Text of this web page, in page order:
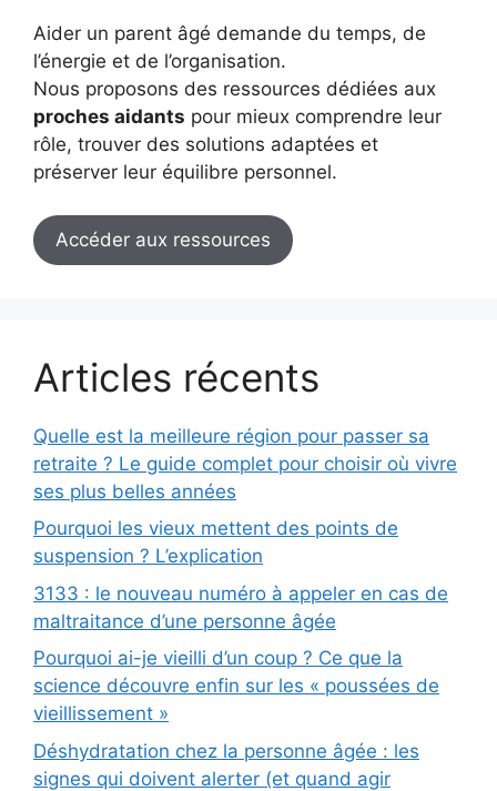
Aider un parent âgé demande du temps, de
l’énergie et de l’organisation.
Nous proposons des ressources dédiées aux
proches aidants pour mieux comprendre leur
rôle, trouver des solutions adaptées et
préserver leur équilibre personnel.
Accéder aux ressources
Articles récents
Quelle est la meilleure région pour passer sa
retraite ? Le guide complet pour choisir où vivre
ses plus belles années
Pourquoi les vieux mettent des points de
suspension ? L’explication
3133 : le nouveau numéro à appeler en cas de
maltraitance d’une personne âgée
Pourquoi ai-je vieilli d’un coup ? Ce que la
science découvre enfin sur les « poussées de
vieillissement »
Déshydratation chez la personne âgée : les
signes qui doivent alerter (et quand agir